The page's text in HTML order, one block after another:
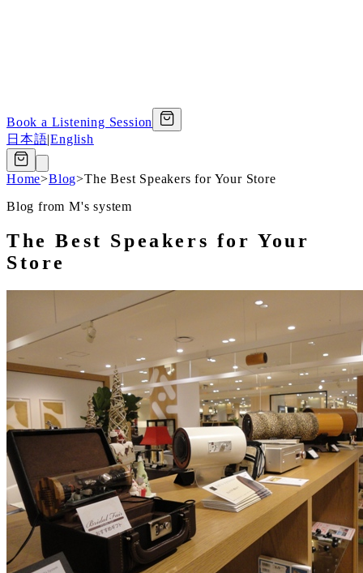
Book a Listening Session
日本語|English
Home>Blog>The Best Speakers for Your Store
Blog from M's system
The Best Speakers for Your
Store